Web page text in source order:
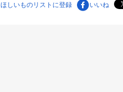
ほしいものリストに登録 いいね